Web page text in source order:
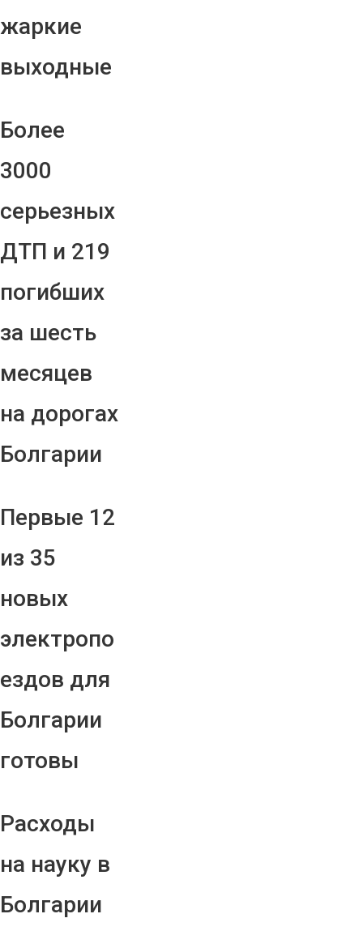
жаркие
выходные
Более
3000
серьезных
ДТП и 219
погибших
за шесть
месяцев
на дорогах
Болгарии
Первые 12
из 35
новых
электропо
ездов для
Болгарии
готовы
Расходы
на науку в
Болгарии